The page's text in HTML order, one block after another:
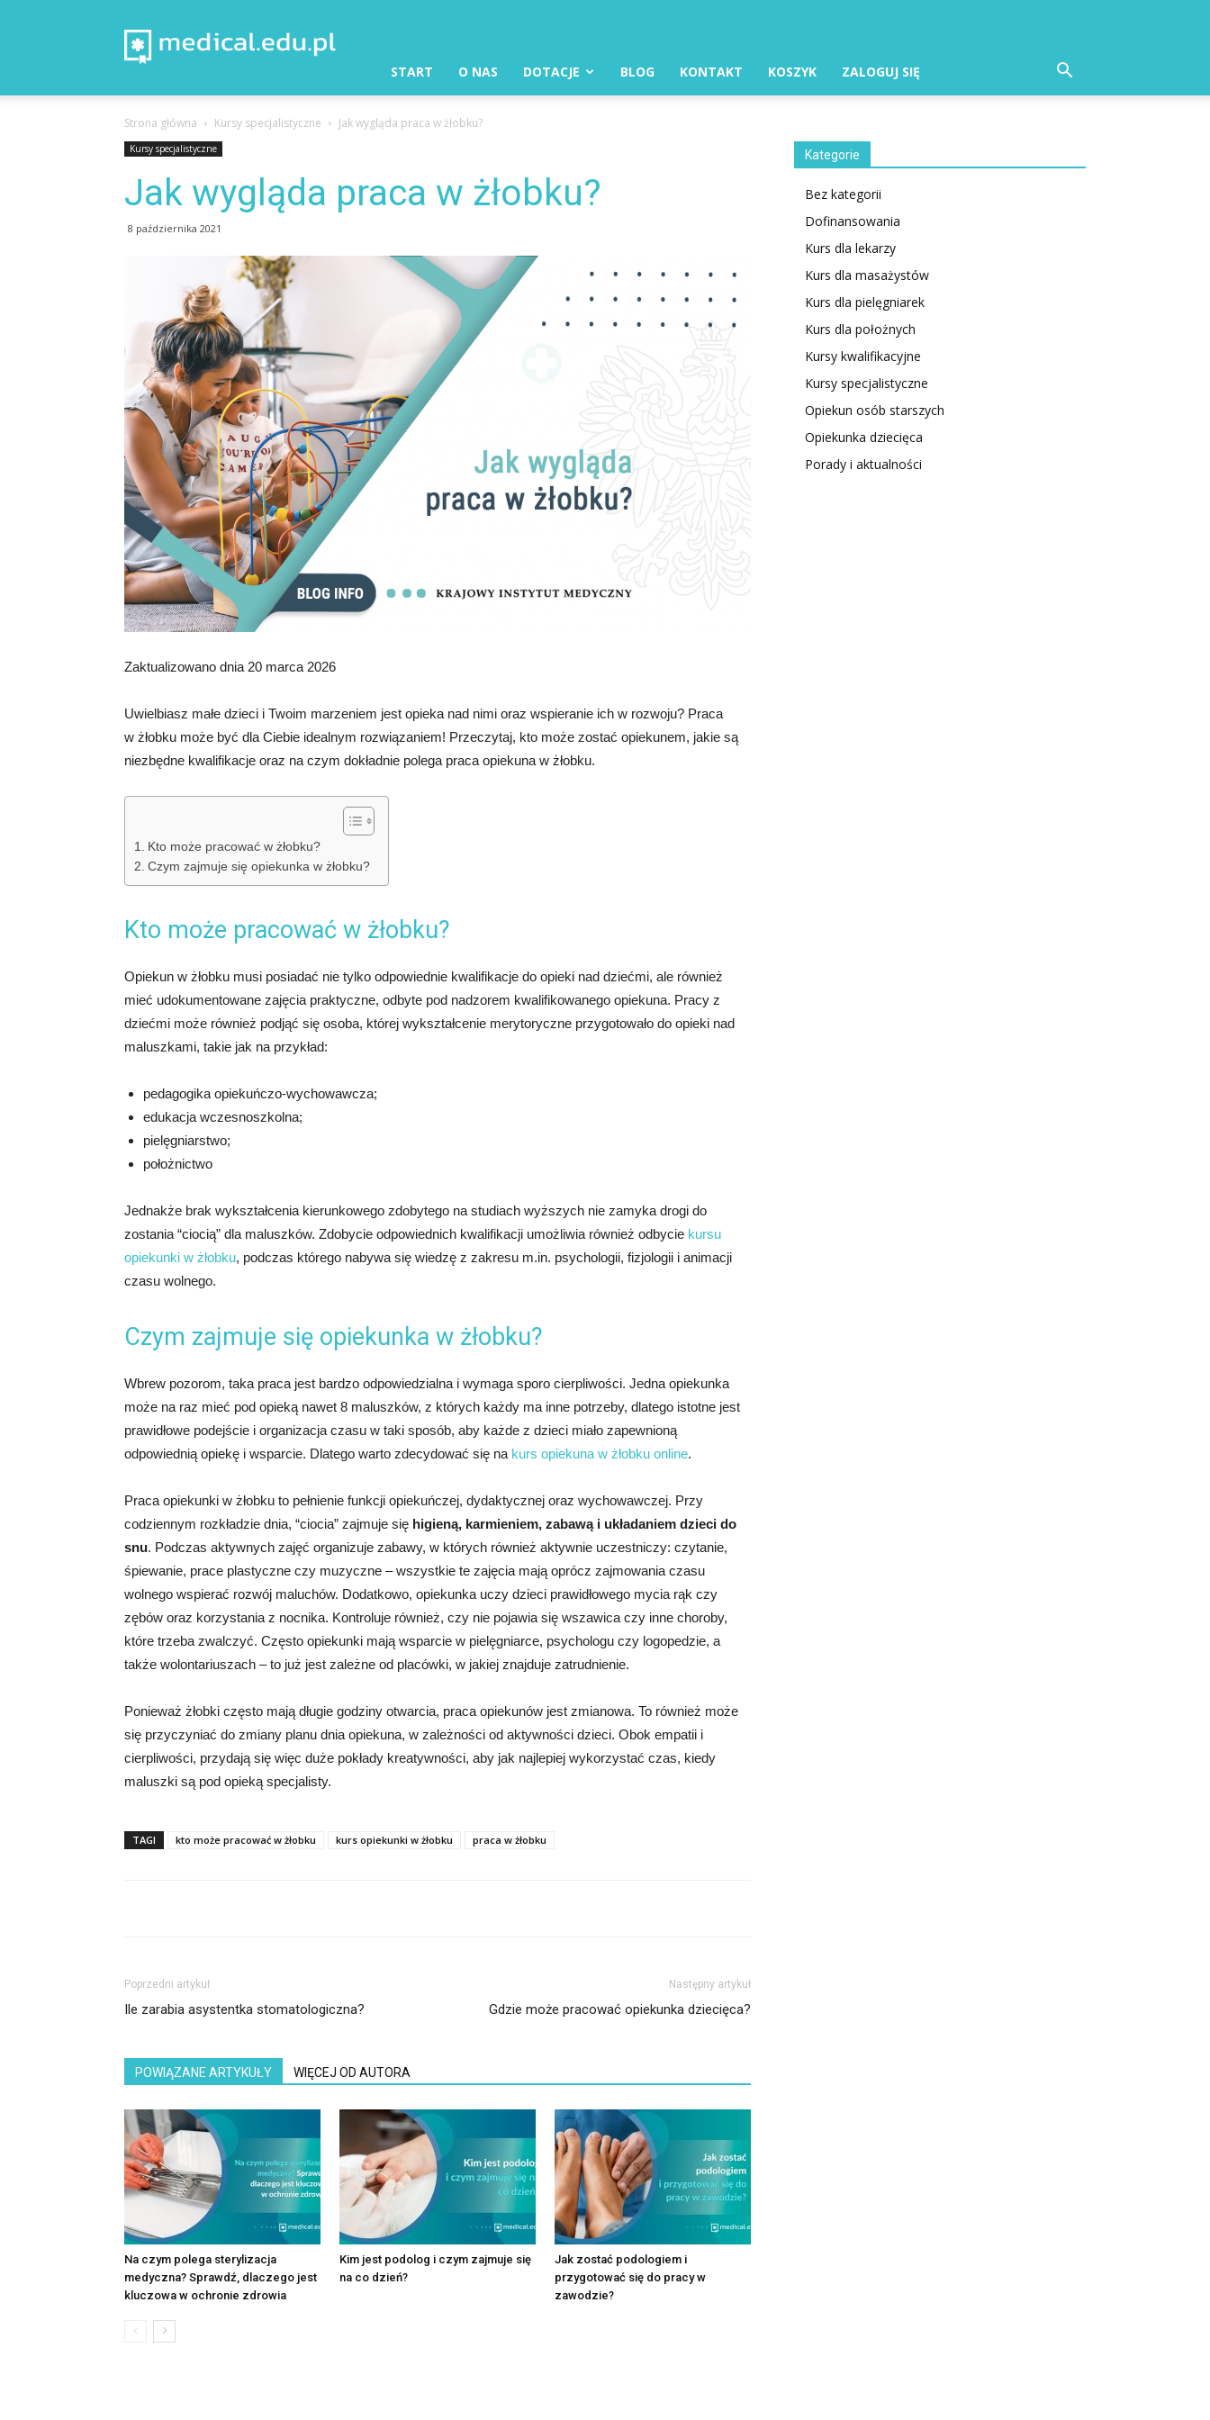
–
Aktualności
START O NAS DOTACJE BLOG KONTAKT KOSZYK ZALOGUJ SIĘ
Strona główna Kursy specjalistyczne Jak wygląda praca w żłobku?
Kursy specjalistyczne
Jak wygląda praca w żłobku?
8 października 2021
Zaktualizowano dnia 20 marca 2026
Uwielbiasz małe dzieci i Twoim marzeniem jest opieka nad nimi oraz wspieranie ich w rozwoju? Praca
w żłobku może być dla Ciebie idealnym rozwiązaniem! Przeczytaj, kto może zostać opiekunem, jakie są
niezbędne kwalifikacje oraz na czym dokładnie polega praca opiekuna w żłobku.
Kto może pracować w żłobku?
Czym zajmuje się opiekunka w żłobku?
Kto może pracować w żłobku?
Opiekun w żłobku musi posiadać nie tylko odpowiednie kwalifikacje do opieki nad dziećmi, ale również
mieć udokumentowane zajęcia praktyczne, odbyte pod nadzorem kwalifikowanego opiekuna. Pracy z
dziećmi może również podjąć się osoba, której wykształcenie merytoryczne przygotowało do opieki nad
maluszkami, takie jak na przykład:
pedagogika opiekuńczo-wychowawcza;
edukacja wczesnoszkolna;
pielęgniarstwo;
położnictwo
Jednakże brak wykształcenia kierunkowego zdobytego na studiach wyższych nie zamyka drogi do
zostania “ciocią” dla maluszków. Zdobycie odpowiednich kwalifikacji umożliwia również odbycie kursu
opiekunki w żłobku, podczas którego nabywa się wiedzę z zakresu m.in. psychologii, fizjologii i animacji
czasu wolnego.
Czym zajmuje się opiekunka w żłobku?
Wbrew pozorom, taka praca jest bardzo odpowiedzialna i wymaga sporo cierpliwości. Jedna opiekunka
może na raz mieć pod opieką nawet 8 maluszków, z których każdy ma inne potrzeby, dlatego istotne jest
prawidłowe podejście i organizacja czasu w taki sposób, aby każde z dzieci miało zapewnioną
odpowiednią opiekę i wsparcie. Dlatego warto zdecydować się na kurs opiekuna w żłobku online.
Praca opiekunki w żłobku to pełnienie funkcji opiekuńczej, dydaktycznej oraz wychowawczej. Przy
codziennym rozkładzie dnia, “ciocia” zajmuje się higieną, karmieniem, zabawą i układaniem dzieci do
snu. Podczas aktywnych zajęć organizuje zabawy, w których również aktywnie uczestniczy: czytanie,
śpiewanie, prace plastyczne czy muzyczne – wszystkie te zajęcia mają oprócz zajmowania czasu
wolnego wspierać rozwój maluchów. Dodatkowo, opiekunka uczy dzieci prawidłowego mycia rąk czy
zębów oraz korzystania z nocnika. Kontroluje również, czy nie pojawia się wszawica czy inne choroby,
które trzeba zwalczyć. Często opiekunki mają wsparcie w pielęgniarce, psychologu czy logopedzie, a
także wolontariuszach – to już jest zależne od placówki, w jakiej znajduje zatrudnienie.
Ponieważ żłobki często mają długie godziny otwarcia, praca opiekunów jest zmianowa. To również może
się przyczyniać do zmiany planu dnia opiekuna, w zależności od aktywności dzieci. Obok empatii i
cierpliwości, przydają się więc duże pokłady kreatywności, aby jak najlepiej wykorzystać czas, kiedy
maluszki są pod opieką specjalisty.
TAGI kto może pracować w żłobku kurs opiekunki w żłobku praca w żłobku
Poprzedni artykuł
Ile zarabia asystentka stomatologiczna?
Następny artykuł
Gdzie może pracować opiekunka dziecięca?
POWIĄZANE ARTYKUŁY WIĘCEJ OD AUTORA
Na czym polega sterylizacja
medyczna? Sprawdź, dlaczego jest
kluczowa w ochronie zdrowia
Kim jest podolog i czym zajmuje się
na co dzień?
Jak zostać podologiem i
przygotować się do pracy w
zawodzie?
Kategorie
Bez kategorii
Dofinansowania
Kurs dla lekarzy
Kurs dla masażystów
Kurs dla pielęgniarek
Kurs dla położnych
Kursy kwalifikacyjne
Kursy specjalistyczne
Opiekun osób starszych
Opiekunka dziecięca
Porady i aktualności